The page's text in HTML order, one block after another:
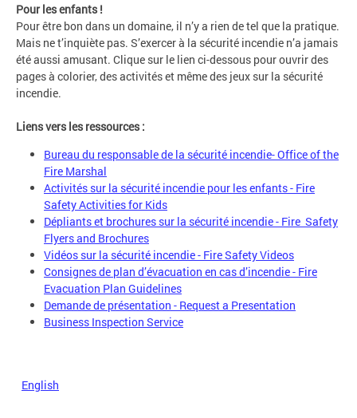
Pour les enfants !
Pour être bon dans un domaine, il n’y a rien de tel que la pratique.
Mais ne t’inquiète pas. S’exercer à la sécurité incendie n’a jamais
été aussi amusant. Clique sur le lien ci-dessous pour ouvrir des
pages à colorier, des activités et même des jeux sur la sécurité
incendie.
Liens vers les ressources :
Bureau du responsable de la sécurité incendie- Office of the
Fire Marshal
Activités sur la sécurité incendie pour les enfants - Fire
Safety Activities for Kids
Dépliants et brochures sur la sécurité incendie - Fire Safety
Flyers and Brochures
Vidéos sur la sécurité incendie - Fire Safety Videos
Consignes de plan d’évacuation en cas d’incendie - Fire
Evacuation Plan Guidelines
Demande de présentation - Request a Presentation
Business Inspection Service
English